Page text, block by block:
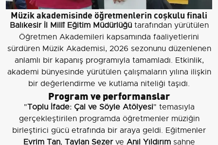
Müzik akademisinde öğretmenlerin coşkulu finali
Balıkesir İl Millî Eğitim Müdürlüğütarafından yürütülen
Öğretmen Akademileri kapsamında faaliyetlerini
sürdüren Müzik Akademisi, 2026 sezonunu düzenlenen
anlamlı bir kapanış programıyla tamamladı. Etkinlik,
akademi bünyesinde yürütülen çalışmaların yılına ilişkin
bir değerlendirme ve kutlama niteliği taşıdı.
Program ve performanslar
"Toplu İfade: Çal ve Söyle Atölyesi" temasıyla
gerçekleştirilen programda öğretmenler müziğin
birleştirici gücü etrafında bir araya geldi. Eğitmenler
Evrim Tan, Taylan Sezerve Anıl Yıldırımsahne